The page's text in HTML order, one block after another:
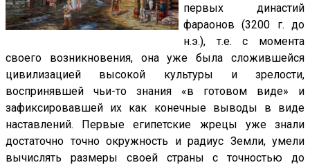
первых династий
фараонов (3200 г. до
н.э.), т.е. с момента
своего возникновения, она уже была сложившейся
цивилизацией высокой культуры и зрелости,
воспринявшей чьи-то знания «в готовом виде» и
зафиксировавшей их как конечные выводы в виде
наставлений. Первые египетские жрецы уже знали
достаточно точно окружность и радиус Земли, умели
вычислять размеры своей страны с точностью до